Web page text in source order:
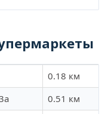
0.18 км
0.51 км